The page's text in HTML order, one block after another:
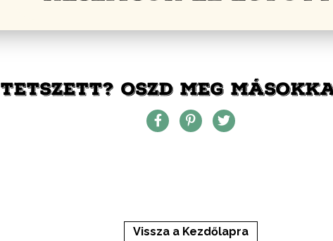
TETSZETT? OSZD MEG
Vissza a Kezdőlapra